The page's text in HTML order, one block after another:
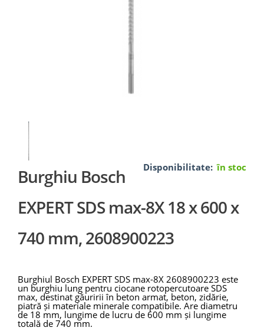
Disponibilitate: în stoc
Burghiu Bosch
EXPERT SDS max-8X 18 x 600 x
740 mm, 2608900223
Burghiul Bosch EXPERT SDS max-8X 2608900223 este
un burghiu lung pentru ciocane rotopercutoare SDS
max, destinat găuririi în beton armat, beton, zidărie,
piatră și materiale minerale compatibile. Are diametru
de 18 mm, lungime de lucru de 600 mm și lungime
totală de 740 mm.